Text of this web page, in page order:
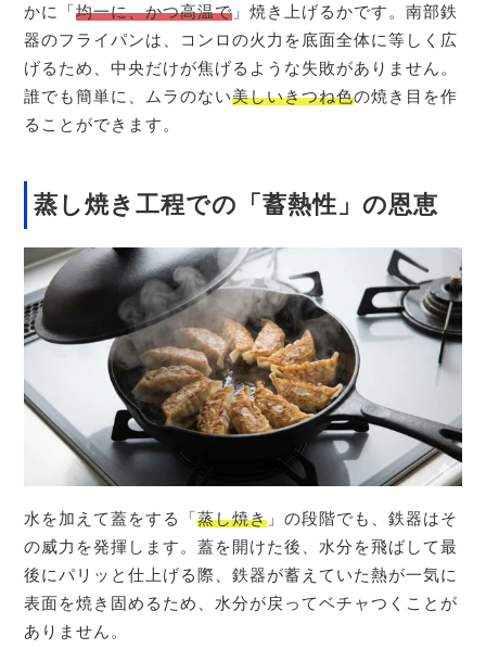
かに「均一に、かつ高温で 」焼き上げるかです。南部鉄
器のフライパンは、コンロの火力を底面全体に等しく広
げるため、中央だけが焦げるような失敗がありません。
誰でも簡単に、ムラのない美しいきつね色の焼き目を作
ることができます。
蒸し焼き工程での「蓄熱性」の恩恵
水を加えて蓋をする「蒸し焼き 」の段階でも、鉄器はそ
の威力を発揮します。蓋を開けた後、水分を飛ばして最
後にパリッと仕上げる際、鉄器が蓄えていた熱が一気に
表面を焼き固めるため、水分が戻ってベチャつくことが
ありません。